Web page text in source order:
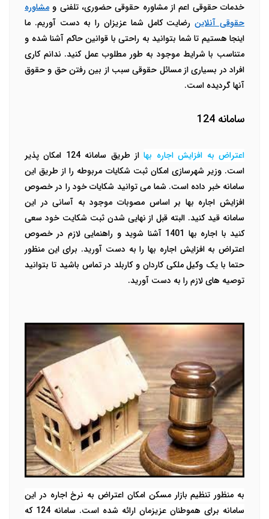
خدمات حقوقی اعم از مشاوره حقوقی حضوری، تلفنی و مشاوره
حقوقی آنلاینرضایت کامل شما عزیزان را به دست آوریم. ما
اینجا هستیم تا شما بتوانید به راحتی با قوانین حاکم آشنا شده و
متناسب با شرایط موجود به طور مطلوب عمل کنید. ندانم کاری
افراد در بسیاری از مسائل حقوقی سبب از بین رفتن حق و حقوق
آنها گردیده است.
سامانه 124
اعتراض به افزایش اجاره بها
از طریق سامانه 124 امکان پذیر
است. وزیر شهرسازی امکان ثبت شکایات مربوطه را از طریق این
سامانه خبر داده است. شما می توانید شکایات خود را در خصوص
افزایش اجاره بها بر اساس مصوبات موجود به آسانی در این
سامانه قید کنید. البته قبل از نهایی شدن ثبت شکایت خود سعی
کنید با اجاره بها 1401 آشنا شوید و راهنمایی لازم در خصوص
اعتراض به افزایش اجاره بها را به دست آورید. برای این منظور
حتما با یک وکیل ملکی کاردان و کاربلد در تماس باشید تا بتوانید
توصیه های لازم را به دست آورید.
به منظور تنظیم بازار مسکن امکان اعتراض به نرخ اجاره در این
سامانه برای هموطنان عزیزمان ارائه شده است. سامانه 124 که